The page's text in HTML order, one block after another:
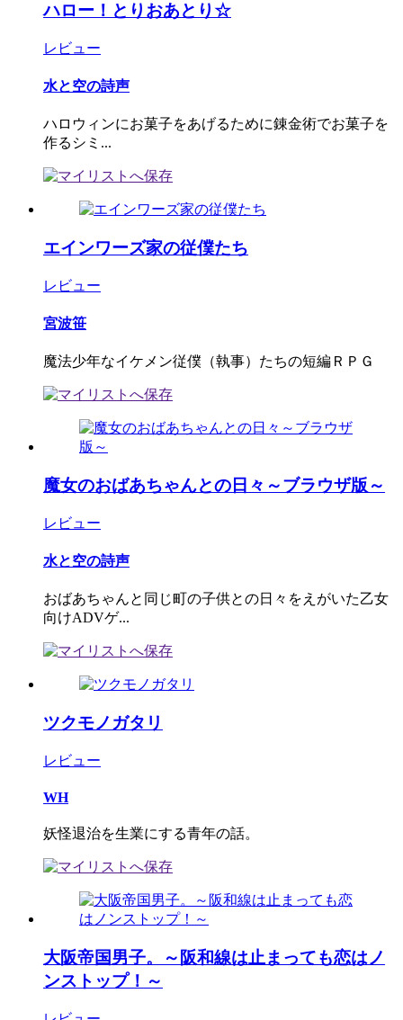
ハロー！とりおあとり☆
レビュー
水と空の詩声
ハロウィンにお菓子をあげるために錬金術でお菓子を
作るシミ...
エインワーズ家の従僕たち
レビュー
宮波笹
魔法少年なイケメン従僕（執事）たちの短編ＲＰＧ
魔女のおばあちゃんとの日々～ブラウザ版～
レビュー
水と空の詩声
おばあちゃんと同じ町の子供との日々をえがいた乙女
向けADVゲ...
ツクモノガタリ
レビュー
WH
妖怪退治を生業にする青年の話。
大阪帝国男子。～阪和線は止まっても恋はノ
ンストップ！～